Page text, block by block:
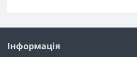
Інформація